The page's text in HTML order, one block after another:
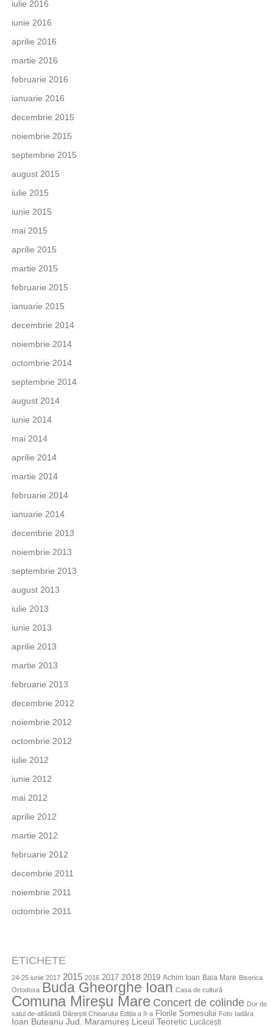
iulie 2016
iunie 2016
aprilie 2016
martie 2016
februarie 2016
ianuarie 2016
decembrie 2015
noiembrie 2015
septembrie 2015
august 2015
iulie 2015
iunie 2015
mai 2015
aprilie 2015
martie 2015
februarie 2015
ianuarie 2015
decembrie 2014
noiembrie 2014
octombrie 2014
septembrie 2014
august 2014
iunie 2014
mai 2014
aprilie 2014
martie 2014
februarie 2014
ianuarie 2014
decembrie 2013
noiembrie 2013
septembrie 2013
august 2013
iulie 2013
iunie 2013
aprilie 2013
martie 2013
februarie 2013
decembrie 2012
noiembrie 2012
octombrie 2012
iulie 2012
iunie 2012
mai 2012
aprilie 2012
martie 2012
februarie 2012
decembrie 2011
noiembrie 2011
octombrie 2011
ETICHETE
24-25 iunie 2017 2015 2016 2017 2018 2019 Achim Ioan Baia Mare Biserica
Ortodoxa
Buda Gheorghe Ioan Casa de cultură
Comuna Mireșu Mare Concert de colinde Dor de
satul de-altădată Dăneștii Chioarului Ediția a II-a Florile Somesului Foto Iadăra
Ioan Buteanu Jud. Maramureș Liceul Teoretic Lucăcești